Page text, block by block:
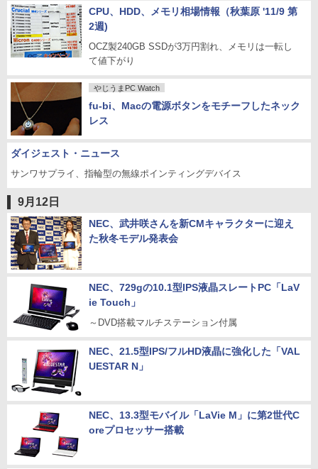
CPU、HDD、メモリ相場情報（秋葉原 '11/9 第
2週)
OCZ製240GB SSDが3万円割れ、メモリは一転し
て値下がり
やじうまPC Watch
fu-bi、Macの電源ボタンをモチーフしたネック
レス
ダイジェスト・ニュース
サンワサプライ、指輪型の無線ポインティングデバイス
9月12日
NEC、武井咲さんを新CMキャラクターに迎え
た秋冬モデル発表会
NEC、729gの10.1型IPS液晶スレートPC「LaV
ie Touch」
～DVD搭載マルチステーション付属
NEC、21.5型IPS/フルHD液晶に強化した「VAL
UESTAR N」
NEC、13.3型モバイル「LaVie M」に第2世代C
oreプロセッサー搭載